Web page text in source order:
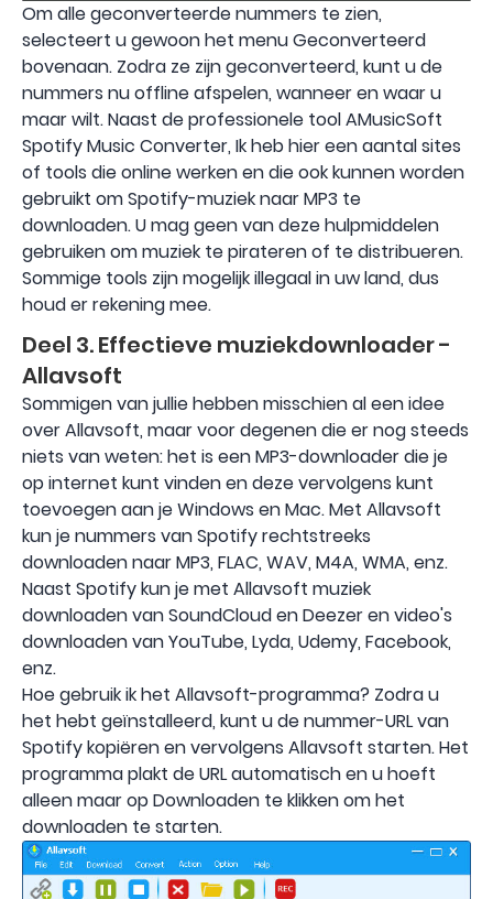
Om alle geconverteerde nummers te zien,
selecteert u gewoon het menu Geconverteerd
bovenaan. Zodra ze zijn geconverteerd, kunt u de
nummers nu offline afspelen, wanneer en waar u
maar wilt. Naast de professionele tool AMusicSoft
Spotify Music Converter, Ik heb hier een aantal sites
of tools die online werken en die ook kunnen worden
gebruikt om Spotify-muziek naar MP3 te
downloaden. U mag geen van deze hulpmiddelen
gebruiken om muziek te pirateren of te distribueren.
Sommige tools zijn mogelijk illegaal in uw land, dus
houd er rekening mee.
Deel 3. Effectieve muziekdownloader -
Allavsoft
Sommigen van jullie hebben misschien al een idee
over Allavsoft, maar voor degenen die er nog steeds
niets van weten: het is een MP3-downloader die je
op internet kunt vinden en deze vervolgens kunt
toevoegen aan je Windows en Mac. Met Allavsoft
kun je nummers van Spotify rechtstreeks
downloaden naar MP3, FLAC, WAV, M4A, WMA, enz.
Naast Spotify kun je met Allavsoft muziek
downloaden van SoundCloud en Deezer en video's
downloaden van YouTube, Lyda, Udemy, Facebook,
enz.
Hoe gebruik ik het Allavsoft-programma? Zodra u
het hebt geïnstalleerd, kunt u de nummer-URL van
Spotify kopiëren en vervolgens Allavsoft starten. Het
programma plakt de URL automatisch en u hoeft
alleen maar op Downloaden te klikken om het
downloaden te starten.